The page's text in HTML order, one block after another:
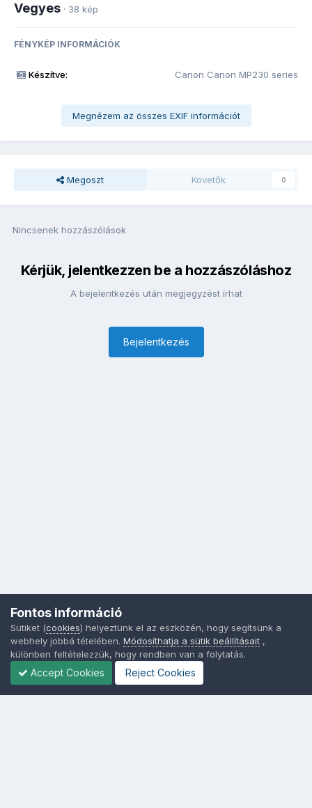
Vegyes · 38 kép
FÉNYKÉP INFORMÁCIÓK
Készítve: Canon Canon MP230 series
Megnézem az összes EXIF információt
Megoszt Követők 0
Nincsenek hozzászólások
Kérjük, jelentkezzen be a hozzászóláshoz
A bejelentkezés után megjegyzést írhat
Bejelentkezés
Fontos információ
Sütiket (cookies) helyeztünk el az eszközén, hogy segítsünk a
webhely jobbá tételében. Módosíthatja a sütik beállításait ,
különben feltételezzük, hogy rendben van a folytatás.
Accept Cookies Reject Cookies